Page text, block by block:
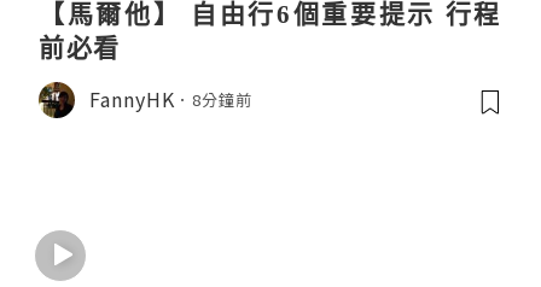
【馬爾他】 自由行6個重要提示 行程
前必看
FannyHK 8分鐘前